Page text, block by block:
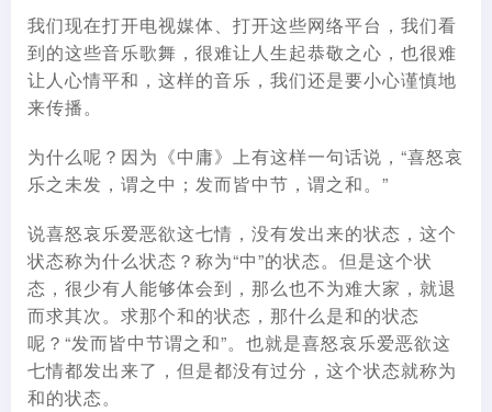
我们现在打开电视媒体、打开这些网络平台，我们看
到的这些音乐歌舞，很难让人生起恭敬之心，也很难
让人心情平和，这样的音乐，我们还是要小心谨慎地
来传播。
为什么呢？因为《中庸》上有这样一句话说，“喜怒哀
乐之未发，谓之中；发而皆中节，谓之和。”
说喜怒哀乐爱恶欲这七情，没有发出来的状态，这个
状态称为什么状态？称为“中”的状态。但是这个状
态，很少有人能够体会到，那么也不为难大家，就退
而求其次。求那个和的状态，那什么是和的状态
呢？“发而皆中节谓之和”。也就是喜怒哀乐爱恶欲这
七情都发出来了，但是都没有过分，这个状态就称为
和的状态。